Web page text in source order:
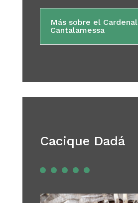
Más sobre el Cardenal
Cantalamessa
Cacique Dadá